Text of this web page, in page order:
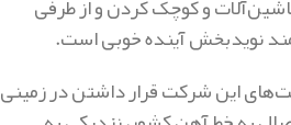
و کوچک‌ کردن و از طرفی
نویدبخش آینده خوبی است.
این شرکت قرار داشتن در زمینی